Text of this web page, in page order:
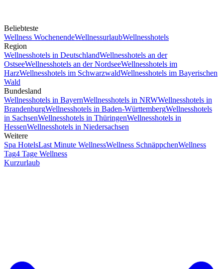
Beliebteste
Wellness WochenendeWellnessurlaubWellnesshotels
Region
Wellnesshotels in DeutschlandWellnesshotels an der
OstseeWellnesshotels an der NordseeWellnesshotels im
HarzWellnesshotels im SchwarzwaldWellnesshotels im Bayerischen
Wald
Bundesland
Wellnesshotels in BayernWellnesshotels in NRWWellnesshotels in
BrandenburgWellnesshotels in Baden-WürttembergWellnesshotels
in SachsenWellnesshotels in ThüringenWellnesshotels in
HessenWellnesshotels in Niedersachsen
Weitere
Spa HotelsLast Minute WellnessWellness SchnäppchenWellness
Tag4 Tage Wellness
Kurzurlaub